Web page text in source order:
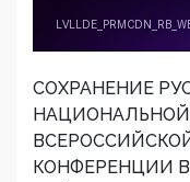
СОХРАНЕНИЕ
НАЦИОНАЛЬНОЙ
КОНФЕРЕНЦИИ